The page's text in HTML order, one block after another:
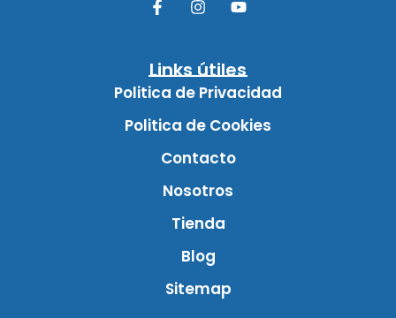
Links útiles
Politica de Privacidad
Politica de Cookies
Contacto
Nosotros
Tienda
Blog
Sitemap